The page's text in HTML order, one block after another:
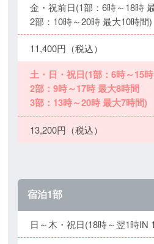
金・祝前日(1部：6時～18時
2部：10時～20時 最大10時間)
11,400円（税込）
土・日・祝日(1部：6時～15
2部：9時～17時 最大8時間
3部：13時～20時 最大7時間)
13,200円（税込）
宿泊1部
日～木・祝日(18時～翌1時IN